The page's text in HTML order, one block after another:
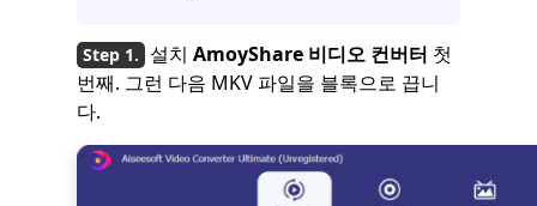
설치 AmoyShare 비디오 컨버터 첫
번째. 그런 다음 MKV 파일을 블록으로 끕니
다.